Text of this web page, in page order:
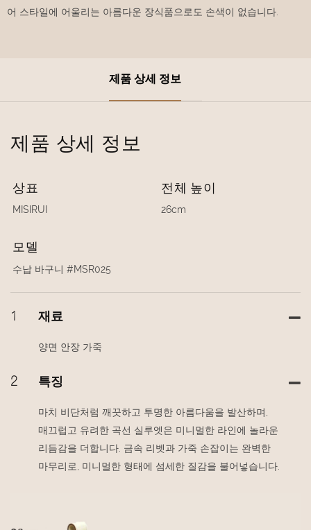
어 스타일에 어울리는 아름다운 장식품으로도 손색이 없습니다.
제품 상세 정보
제품 상세 정보
상표
MISIRUI
전체 높이
26cm
모델
수납 바구니 #MSR025
1 재료
양면 안장 가죽
2 특징
마치 비단처럼 깨끗하고 투명한 아름다움을 발산하며,
매끄럽고 유려한 곡선 실루엣은 미니멀한 라인에 놀라운
리듬감을 더합니다. 금속 리벳과 가죽 손잡이는 완벽한
마무리로, 미니멀한 형태에 섬세한 질감을 불어넣습니다.